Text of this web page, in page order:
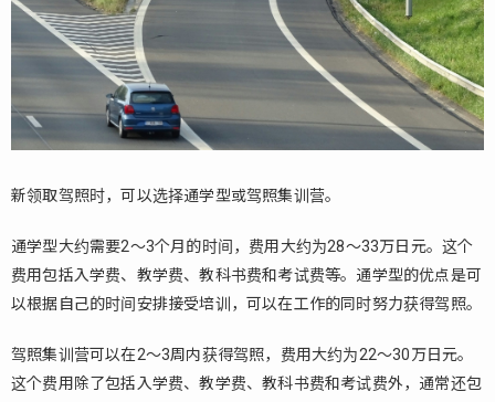
2.4.
适性
测试
驾驶
总
新领取驾照时，可以选择通学型或驾照集训营。
通学型大约需要2～3个月的时间，费用大约为28～33万日元。这个
费用包括入学费、教学费、教科书费和考试费等。通学型的优点是可
以根据自己的时间安排接受培训，可以在工作的同时努力获得驾照。
驾照集训营可以在2～3周内获得驾照，费用大约为22～30万日元。
这个费用除了包括入学费、教学费、教科书费和考试费外，通常还包